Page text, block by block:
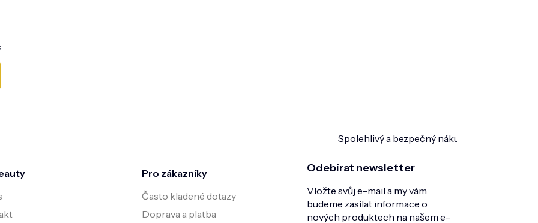
Pro zákazníky
Často kladené dotazy
Doprava a platba
Spolehlivý a bezpečný nákup
Odebírat newsletter
Vložte svůj e-mail a my vám
budeme zasílat informace o
nových produktech na našem e-